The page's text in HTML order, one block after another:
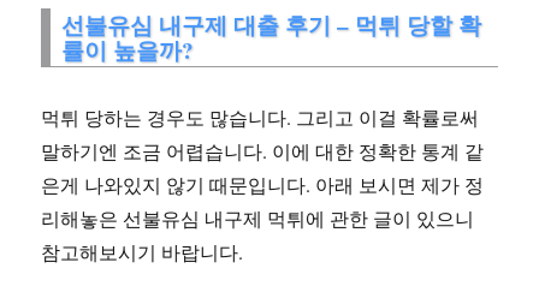
선불유심 내구제 대출 후기 – 먹튀 당할 확
률이 높을까?
먹튀 당하는 경우도 많습니다. 그리고 이걸 확률로써
말하기엔 조금 어렵습니다. 이에 대한 정확한 통계 같
은게 나와있지 않기 때문입니다. 아래 보시면 제가 정
리해놓은 선불유심 내구제 먹튀에 관한 글이 있으니
참고해보시기 바랍니다.